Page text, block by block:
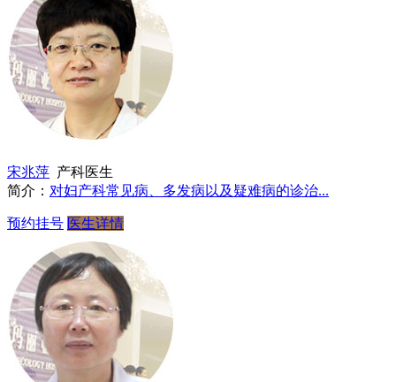
宋兆萍 产科医生
简介： 对妇产科常见病、多发病以及疑难病的诊治...
预约挂号 医生详情